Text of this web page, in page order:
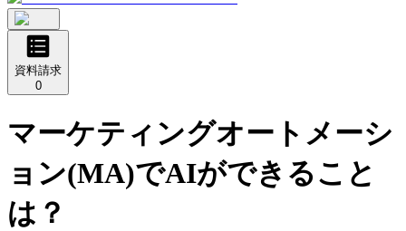
資料請求
0
マーケティングオートメーシ
ョン(MA)でAIができること
は？